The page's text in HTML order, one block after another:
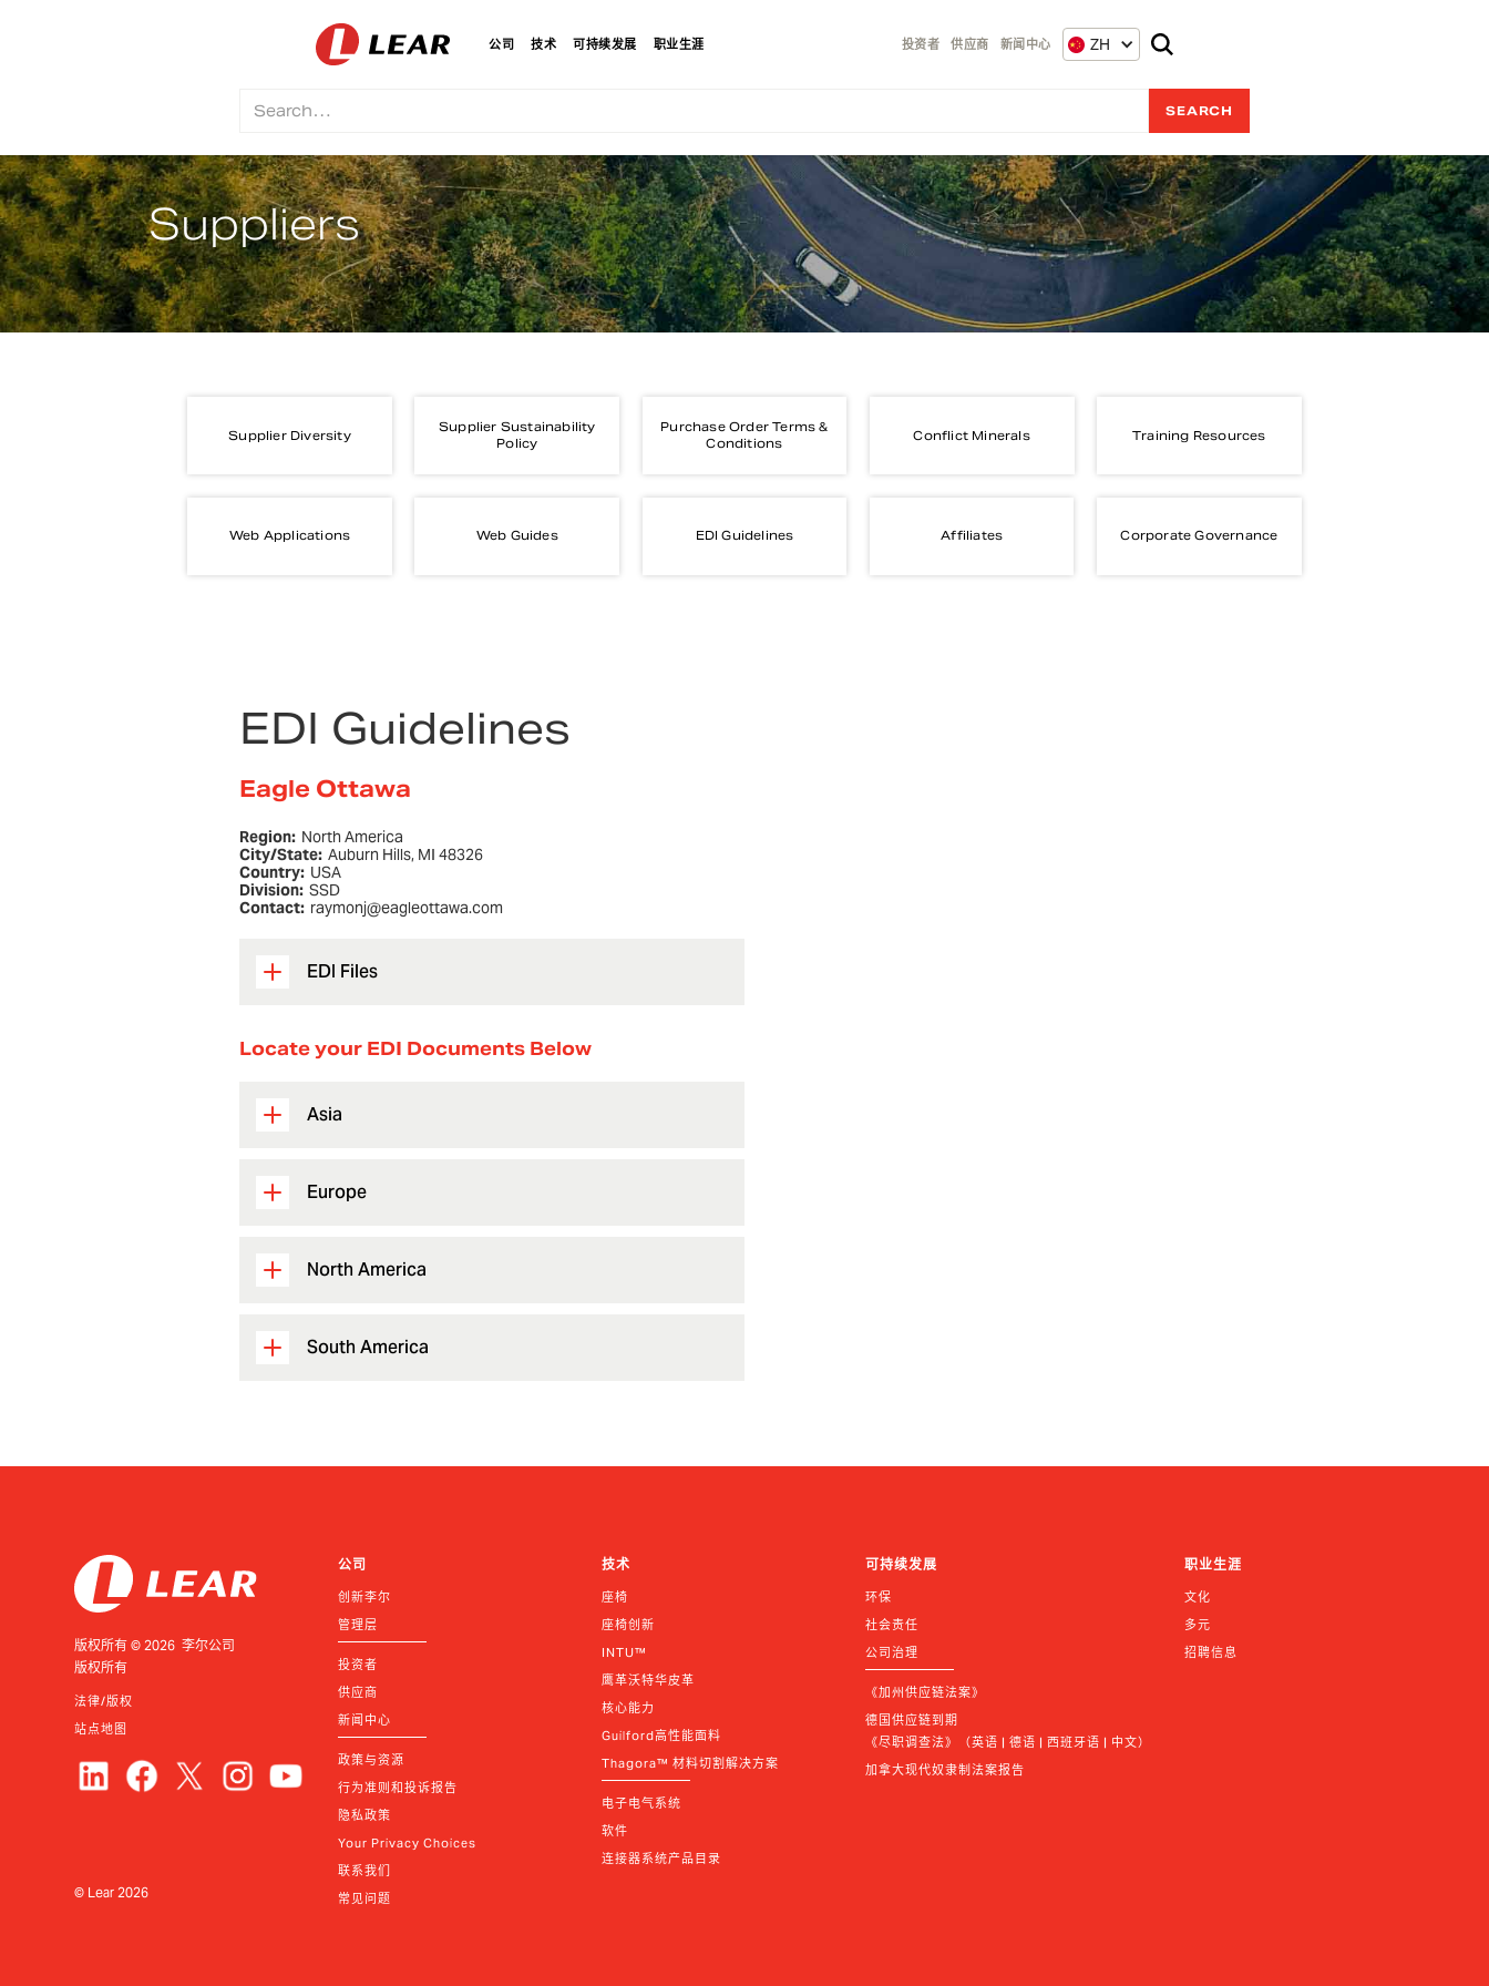
投资者 供应商 新闻中心 ZH
公司 技术 可持续发展 职业生涯
Suppliers
Supplier Diversity
Supplier Sustainability
Policy
Purchase Order Terms &
Conditions
Conflict Minerals Training Resources
Web Applications Web Guides EDI Guidelines Affiliates Corporate Governance
EDI Guidelines
Eagle Ottawa
Region: North America
City/State: Auburn Hills, MI 48326
Country: USA
Division: SSD
Contact: raymonj@eagleottawa.com
EDI Files
Locate your EDI Documents Below
Asia
Europe
North America
South America
版权所有 © 2026 李尔公司
版权所有
法律/版权
站点地图
© Lear2026
公司
创新李尔
管理层
投资者
供应商
新闻中心
政策与资源
行为准则和投诉报告
隐私政策
Your Privacy Choices
联系我们
常见问题
技术
座椅
座椅创新
INTU™
鹰革沃特华皮革
核心能力
Guilford高性能面料
Thagora™ 材料切割解决方案
电子电气系统
软件
连接器系统产品目录
可持续发展
环保
社会责任
公司治理
《加州供应链法案》
德国供应链到期
《尽职调查法》（英语 | 德语 | 西班牙语 | 中文）
加拿大现代奴隶制法案报告
职业生涯
文化
多元
招聘信息